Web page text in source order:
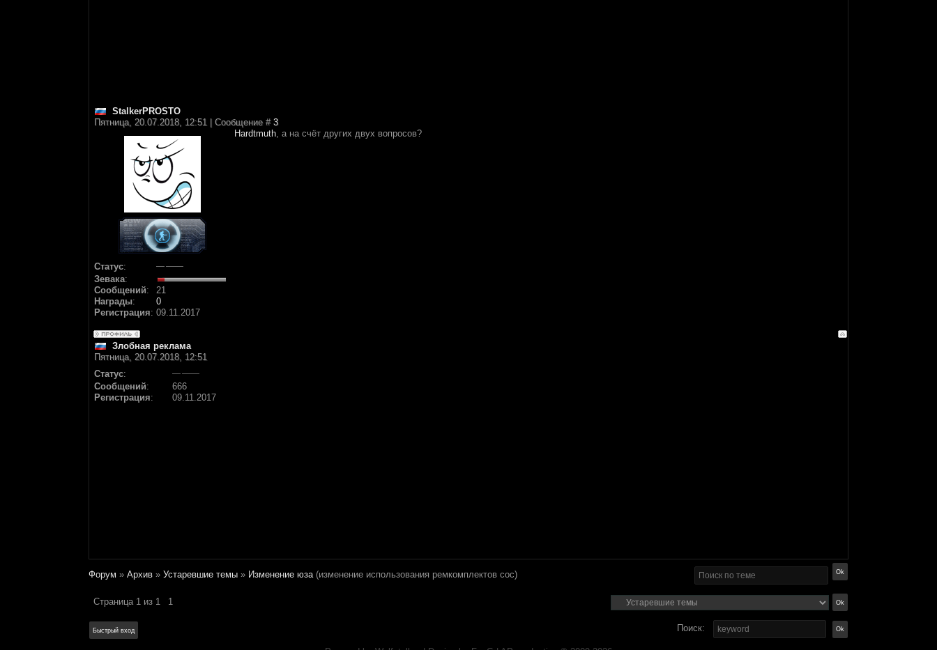
StalkerPROSTO
Пятница, 20.07.2018, 12:51 | Сообщение # 3
Статус:
Зевака:
Сообщений:
21
Награды:
0
Регистрация: 09.11.2017
Hardtmuth, а на счёт других двух вопросов?
Злобная реклама
Пятница, 20.07.2018, 12:51
Статус:
Сообщений:
666
Регистрация: 09.11.2017
Форум » Архив » Устаревшие темы » Изменение юза (изменение использования ремкомплектов coc)
Страница 1 из 1 1
Поиск: